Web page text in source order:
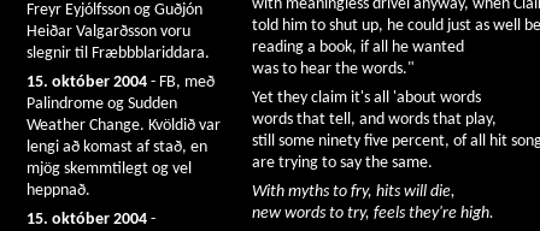
Freyr Eyjólfsson og Guðjón
Heiðar Valgarðsson voru
slegnir til Fræbbblariddara.
15. október 2004 - FB, með
Palindrome og Sudden
Weather Change. Kvöldið var
lengi að komast af stað, en
mjög skemmtilegt og vel
heppnað.
15. október 2004 -
with meaningless drivel anyway, when
told him to shut up, he could just as well be
reading a book, if all he wanted
was to hear the words."
Yet they claim it's all 'about words
words that tell, and words that play,
still some ninety five percent, of all hit
are trying to say the same.
With myths to fry, hits will die,
new words to try, feels they're high.